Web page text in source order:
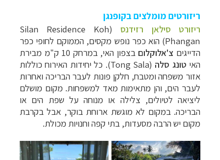
ריזורטים מומלצים בקופנגן
ריזורט סילאן רזידנס
(Silan Residence Koh
Phangan) הוא כפר נופש מקסים, הממוקם לחופי
כפר
הדייגים צ'אלוקלום בצפון האי, במ
רחק 10 ק"מ מבירת
האי טונג סלה
(Tong Sala). כל יחידות האירוח כוללות
אזור משפחה ומטבח, חלקן פונות לעבר הבריכה ואחרות
לעבר הים, והן מתאימות מאד למשפחות. מקום מושלם
ליציאה לטיולים, צלילה או מנוחה על שפת הים או
הבריכה. במקום לא מוגשת ארוחת בוקר, אבל בקרבת
מקום יש הרבה מסעדות, בתי קפה וחנויות מכולת.